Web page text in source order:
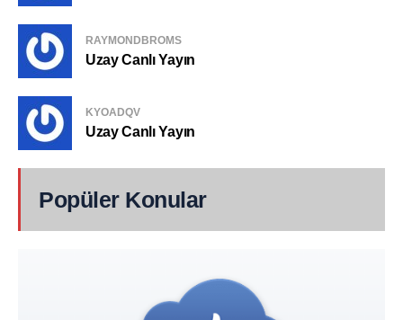
RAYMONDBROMS
Uzay Canlı Yayın
KYOADQV
Uzay Canlı Yayın
Popüler Konular